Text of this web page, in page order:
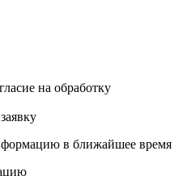
на обработку
в ближайшее время